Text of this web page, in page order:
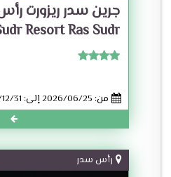
Resort Ras Sudr
من: 2026/06/25 إلى: 2026/12/31
رأس سدر